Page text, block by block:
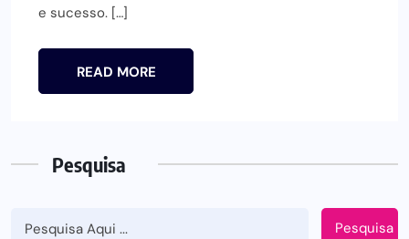
e sucesso. […]
READ MORE
Pesquisa
Pesquisa